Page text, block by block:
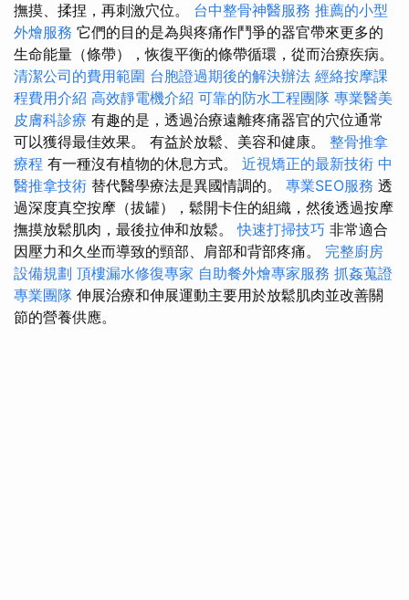
撫摸、揉捏，再刺激穴位。 台中整骨神醫服務 推薦的小型
外燴服務 它們的目的是為與疼痛作鬥爭的器官帶來更多的
生命能量（條帶），恢復平衡的條帶循環，從而治療疾病。
清潔公司的費用範圍 台胞證過期後的解決辦法 經絡按摩課
程費用介紹 高效靜電機介紹 可靠的防水工程團隊 專業醫美
皮膚科診療 有趣的是，透過治療遠離疼痛器官的穴位通常
可以獲得最佳效果。 有益於放鬆、美容和健康。 整骨推拿
療程 有一種沒有植物的休息方式。 近視矯正的最新技術 中
醫推拿技術 替代醫學療法是異國情調的。 專業SEO服務 透
過深度真空按摩（拔罐），鬆開卡住的組織，然後透過按摩
撫摸放鬆肌肉，最後拉伸和放鬆。快速打掃技巧 非常適合
因壓力和久坐而導致的頸部、肩部和背部疼痛。 完整廚房
設備規劃 頂樓漏水修復專家 自助餐外燴專家服務 抓姦蒐證
專業團隊 伸展治療和伸展運動主要用於放鬆肌肉並改善關
節的營養供應。